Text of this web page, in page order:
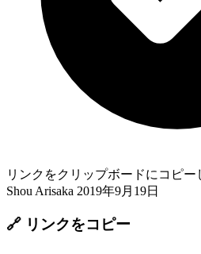
リンクをクリップボードにコピー
Shou Arisaka 2019年9月19日
🔗 リンクをコピー